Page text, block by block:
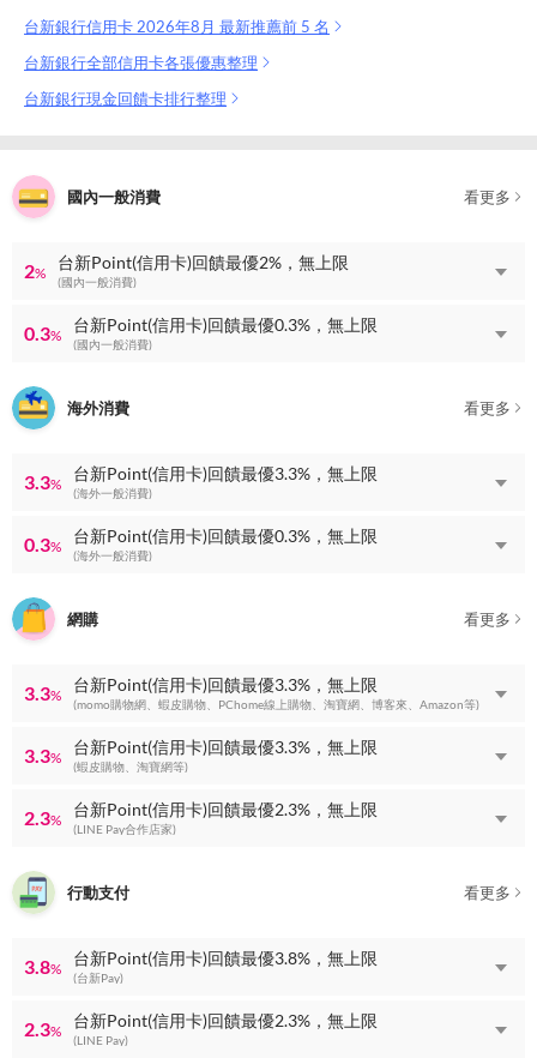
台新銀行信用卡 2026年8月 最新推薦前 5 名
台新銀行全部信用卡各張優惠整理
台新銀行現金回饋卡排行整理
國內一般消費 看更多
2%
台新Point(信用卡)回饋最優2%，無上限
(國內一般消費)
0.3%
台新Point(信用卡)回饋最優0.3%，無上限
(國內一般消費)
海外消費 看更多
3.3%
台新Point(信用卡)回饋最優3.3%，無上限
(海外一般消費)
0.3%
台新Point(信用卡)回饋最優0.3%，無上限
(海外一般消費)
網購 看更多
3.3%
台新Point(信用卡)回饋最優3.3%，無上限
(momo購物網、蝦皮購物、PChome線上購物、淘寶網、博客來、Amazon等)
3.3%
台新Point(信用卡)回饋最優3.3%，無上限
(蝦皮購物、淘寶網等)
2.3%
台新Point(信用卡)回饋最優2.3%，無上限
(LINE Pay合作店家)
行動支付 看更多
3.8%
台新Point(信用卡)回饋最優3.8%，無上限
(台新Pay)
2.3%
台新Point(信用卡)回饋最優2.3%，無上限
(LINE Pay)